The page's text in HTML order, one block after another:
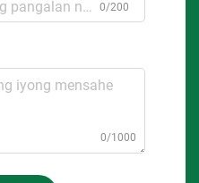
0/200
0/1000